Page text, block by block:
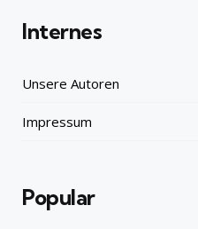
Internes
Unsere Autoren
Impressum
Popular